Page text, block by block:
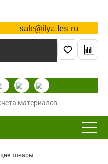
sale@ilya-les.ru
материалов
товары